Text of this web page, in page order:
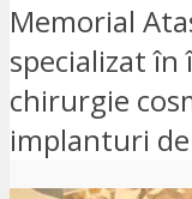
Memorial
specializat
chirurgie
implanturi